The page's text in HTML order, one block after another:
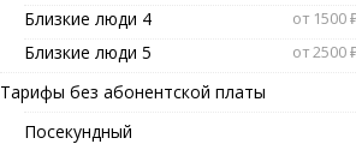
Близкие люди 4 от 1500
Близкие люди 5 от 2500
Тарифы без абонентской платы
Посекундный